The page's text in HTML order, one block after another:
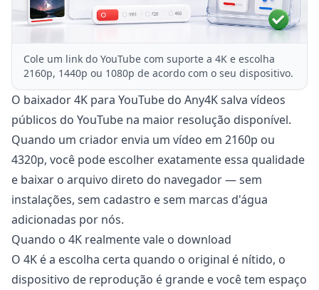
Cole um link do YouTube com suporte a 4K e escolha
2160p, 1440p ou 1080p de acordo com o seu dispositivo.
O baixador 4K para YouTube do Any4K salva vídeos
públicos do YouTube na maior resolução disponível.
Quando um criador envia um vídeo em 2160p ou
4320p, você pode escolher exatamente essa qualidade
e baixar o arquivo direto do navegador — sem
instalações, sem cadastro e sem marcas d'água
adicionadas por nós.
Quando o 4K realmente vale o download
O 4K é a escolha certa quando o original é nítido, o
dispositivo de reprodução é grande e você tem espaço